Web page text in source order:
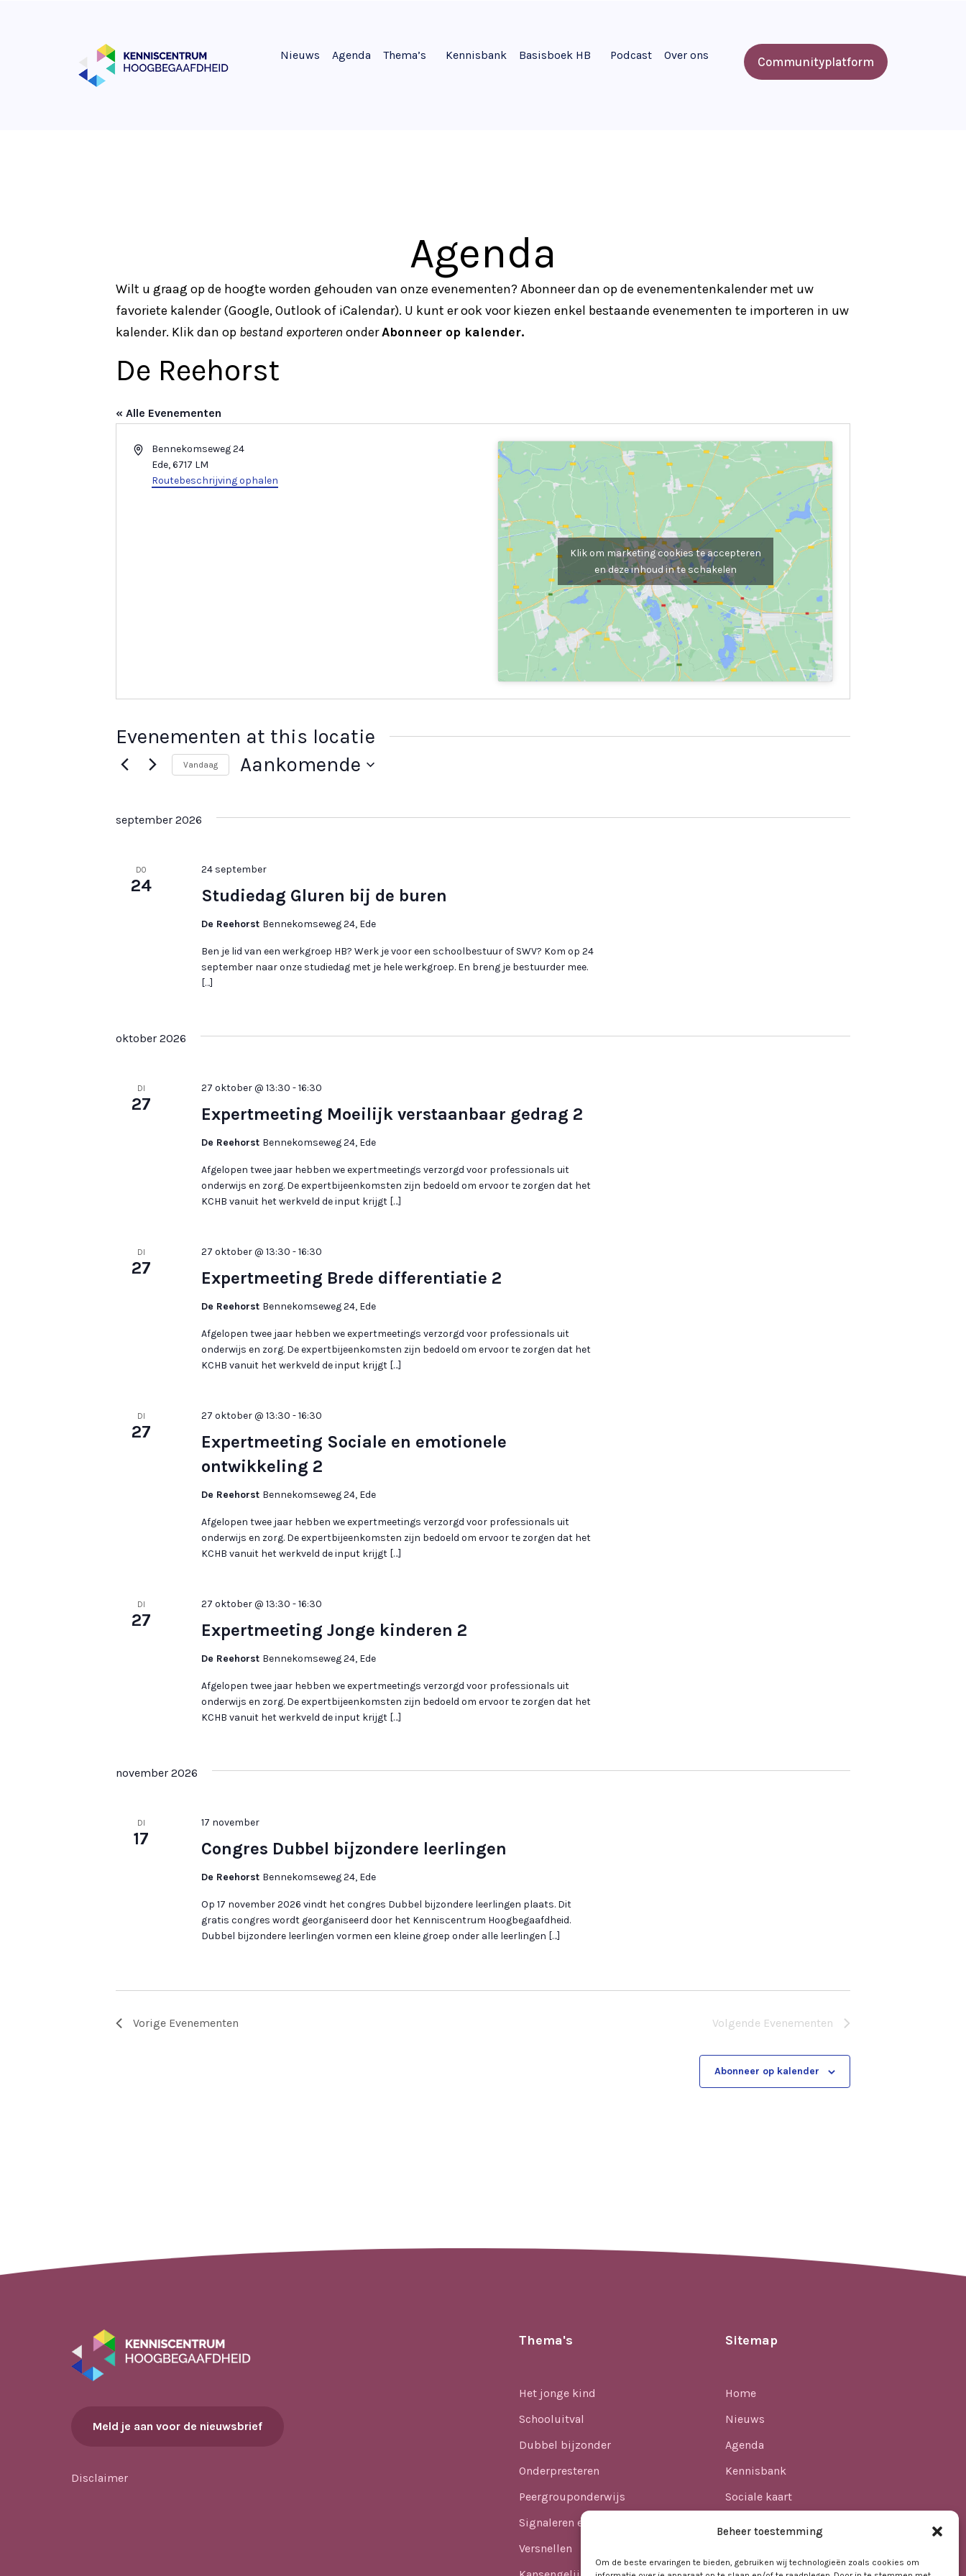
Beheer toestemming
Om de beste ervaringen te bieden, gebruiken wij technologieën zoals cookies om
Nieuws Agenda Thema’s Kennisbank Basisboek HB Podcast Over ons Communityplatform
Agenda
Wilt u graag op de hoogte worden gehouden van onze evenementen? Abonneer dan op de evenementenkalender met uw
favoriete kalender (Google, Outlook of iCalendar). U kunt er ook voor kiezen enkel bestaande evenementen te importeren in uw
kalender. Klik dan op bestand exporteren onderAbonneer op kalender.
De Reehorst
« Alle Evenementen
A
Bennekomseweg 24
Ede,6717 LM
Routebeschrijving ophalen
Klik om marketing cookies te accepteren
en deze inhoud in te schakelen
Evenementen at this locatie
Vandaag Aankomende
c
t
e
r
e
u
m
september 2026
DO
24 Studiedag Gluren bij de buren
24 september
De Reehorst Bennekomseweg 24, Ede
Ben je lid van een werkgroep HB? Werk je voor een schoolbestuur of SWV? Kom op 24
september naar onze studiedag met je hele werkgroep. En breng je bestuurder mee.
[…]
oktober 2026
DI
27 Expertmeeting Moeilijk verstaanbaar gedrag 2
27 oktober @ 13:30 -16:30
De Reehorst Bennekomseweg 24, Ede
Afgelopen twee jaar hebben we expertmeetings verzorgd voor professionals uit
onderwijs en zorg. De expertbijeenkomsten zijn bedoeld om ervoor te zorgen dat het
KCHB vanuit het werkveld de input krijgt […]
DI
27 Expertmeeting Brede differentiatie 2
27 oktober @ 13:30 -16:30
De Reehorst Bennekomseweg 24, Ede
Afgelopen twee jaar hebben we expertmeetings verzorgd voor professionals uit
onderwijs en zorg. De expertbijeenkomsten zijn bedoeld om ervoor te zorgen dat het
KCHB vanuit het werkveld de input krijgt […]
DI
27
Expertmeeting Sociale en emotionele
ontwikkeling 2
27 oktober @ 13:30 -16:30
De Reehorst Bennekomseweg 24, Ede
Afgelopen twee jaar hebben we expertmeetings verzorgd voor professionals uit
onderwijs en zorg. De expertbijeenkomsten zijn bedoeld om ervoor te zorgen dat het
KCHB vanuit het werkveld de input krijgt […]
DI
27 Expertmeeting Jonge kinderen 2
27 oktober @ 13:30 -16:30
De Reehorst Bennekomseweg 24, Ede
Afgelopen twee jaar hebben we expertmeetings verzorgd voor professionals uit
onderwijs en zorg. De expertbijeenkomsten zijn bedoeld om ervoor te zorgen dat het
KCHB vanuit het werkveld de input krijgt […]
november 2026
DI
17 Congres Dubbel bijzondere leerlingen
17 november
De Reehorst Bennekomseweg 24, Ede
Op 17 november 2026 vindt het congres Dubbel bijzondere leerlingen plaats. Dit
gratis congres wordt georganiseerd door het Kenniscentrum Hoogbegaafdheid.
Dubbel bijzondere leerlingen vormen een kleine groep onder alle leerlingen […]
Vorige Evenementen Volgende Evenementen
Abonneer op kalender
Meld je aan voor de nieuwsbrief
Disclaimer
Thema's
Het jonge kind
Schooluitval
Dubbel bijzonder
Onderpresteren
Peergrouponderwijs
Signaleren en identificeren
Versnellen
Sitemap
Home
Nieuws
Agenda
Kennisbank
Sociale kaart